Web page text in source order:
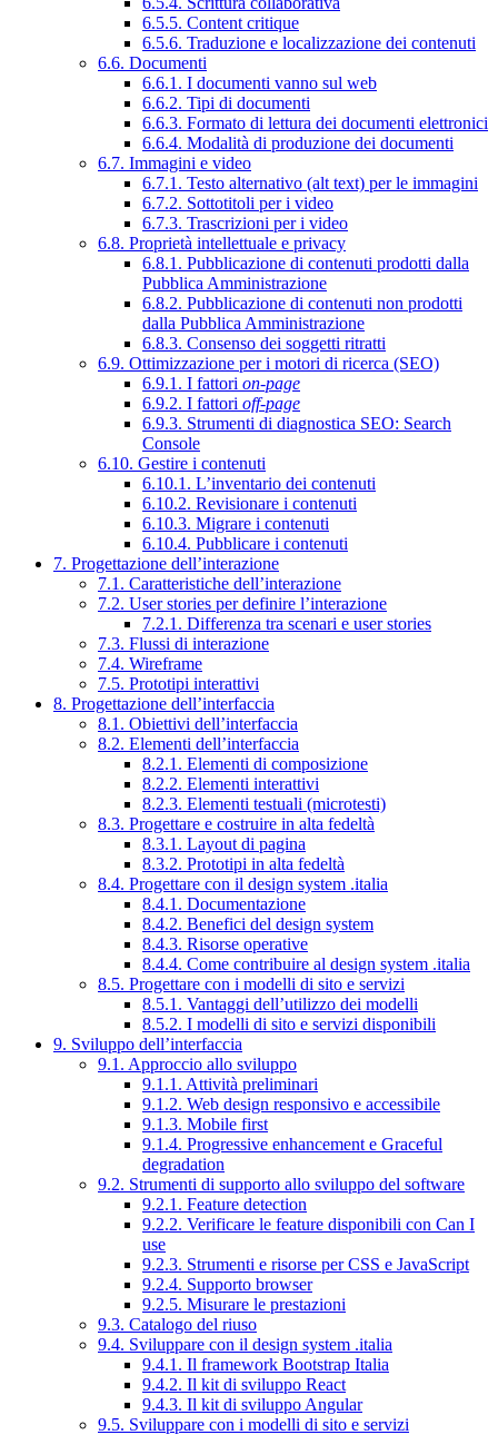
6.5.5. Content critique
6.5.6. Traduzione e localizzazione dei contenuti
6.6. Documenti
6.6.1. I documenti vanno sul web
6.6.2. Tipi di documenti
6.6.3. Formato di lettura dei documenti elettronici
6.6.4. Modalità di produzione dei documenti
6.7. Immagini e video
6.7.1. Testo alternativo (alt text) per le immagini
6.7.2. Sottotitoli per i video
6.7.3. Trascrizioni per i video
6.8. Proprietà intellettuale e privacy
6.8.1. Pubblicazione di contenuti prodotti dalla
Pubblica Amministrazione
6.8.2. Pubblicazione di contenuti non prodotti
dalla Pubblica Amministrazione
6.8.3. Consenso dei soggetti ritratti
6.9. Ottimizzazione per i motori di ricerca (SEO)
6.9.1. I fattori on-page
6.9.2. I fattori off-page
6.9.3. Strumenti di diagnostica SEO: Search
Console
6.10. Gestire i contenuti
6.10.1. L’inventario dei contenuti
6.10.2. Revisionare i contenuti
6.10.3. Migrare i contenuti
6.10.4. Pubblicare i contenuti
7. Progettazione dell’interazione
7.1. Caratteristiche dell’interazione
7.2. User stories per definire l’interazione
7.2.1. Differenza tra scenari e user stories
7.3. Flussi di interazione
7.4. Wireframe
7.5. Prototipi interattivi
8. Progettazione dell’interfaccia
8.1. Obiettivi dell’interfaccia
8.2. Elementi dell’interfaccia
8.2.1. Elementi di composizione
8.2.2. Elementi interattivi
8.2.3. Elementi testuali (microtesti)
8.3. Progettare e costruire in alta fedeltà
8.3.1. Layout di pagina
8.3.2. Prototipi in alta fedeltà
8.4. Progettare con il design system .italia
8.4.1. Documentazione
8.4.2. Benefici del design system
8.4.3. Risorse operative
8.4.4. Come contribuire al design system .italia
8.5. Progettare con i modelli di sito e servizi
8.5.1. Vantaggi dell’utilizzo dei modelli
8.5.2. I modelli di sito e servizi disponibili
9. Sviluppo dell’interfaccia
9.1. Approccio allo sviluppo
9.1.1. Attività preliminari
9.1.2. Web design responsivo e accessibile
9.1.3. Mobile first
9.1.4. Progressive enhancement e Graceful
degradation
9.2. Strumenti di supporto allo sviluppo del software
9.2.1. Feature detection
9.2.2. Verificare le feature disponibili con Can I
use
9.2.3. Strumenti e risorse per CSS e JavaScript
9.2.4. Supporto browser
9.2.5. Misurare le prestazioni
9.3. Catalogo del riuso
9.4. Sviluppare con il design system .italia
9.4.1. Il framework Bootstrap Italia
9.4.2. Il kit di sviluppo React
9.4.3. Il kit di sviluppo Angular
9.5. Sviluppare con i modelli di sito e servizi